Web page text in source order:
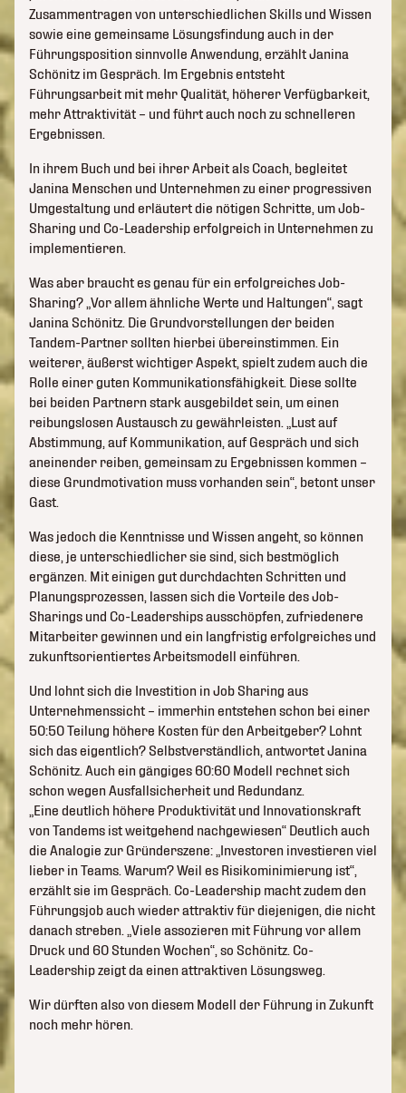
Zusammentragen von unterschiedlichen Skills und Wissen
sowie eine gemeinsame Lösungsfindung auch in der
Führungsposition sinnvolle Anwendung, erzählt Janina
Schönitz im Gespräch. Im Ergebnis entsteht
Führungsarbeit mit mehr Qualität, höherer Verfügbarkeit,
mehr Attraktivität – und führt auch noch zu schnelleren
Ergebnissen.
In ihrem Buch und bei ihrer Arbeit als Coach, begleitet
Janina Menschen und Unternehmen zu einer progressiven
Umgestaltung und erläutert die nötigen Schritte, um Job-
Sharing und Co-Leadership erfolgreich in Unternehmen zu
implementieren.
Was aber braucht es genau für ein erfolgreiches Job-
Sharing? „Vor allem ähnliche Werte und Haltungen“, sagt
Janina Schönitz. Die Grundvorstellungen der beiden
Tandem-Partner sollten hierbei übereinstimmen. Ein
weiterer, äußerst wichtiger Aspekt, spielt zudem auch die
Rolle einer guten Kommunikationsfähigkeit. Diese sollte
bei beiden Partnern stark ausgebildet sein, um einen
reibungslosen Austausch zu gewährleisten. „Lust auf
Abstimmung, auf Kommunikation, auf Gespräch und sich
aneinender reiben, gemeinsam zu Ergebnissen kommen –
diese Grundmotivation muss vorhanden sein“, betont unser
Gast.
Was jedoch die Kenntnisse und Wissen angeht, so können
diese, je unterschiedlicher sie sind, sich bestmöglich
ergänzen. Mit einigen gut durchdachten Schritten und
Planungsprozessen, lassen sich die Vorteile des Job-
Sharings und Co-Leaderships ausschöpfen, zufriedenere
Mitarbeiter gewinnen und ein langfristig erfolgreiches und
zukunftsorientiertes Arbeitsmodell einführen.
Und lohnt sich die Investition in Job Sharing aus
Unternehmenssicht – immerhin entstehen schon bei einer
50:50 Teilung höhere Kosten für den Arbeitgeber? Lohnt
sich das eigentlich? Selbstverständlich, antwortet Janina
Schönitz. Auch ein gängiges 60:60 Modell rechnet sich
schon wegen Ausfallsicherheit und Redundanz.
„Eine deutlich höhere Produktivität und Innovationskraft
von Tandems ist weitgehend nachgewiesen“ Deutlich auch
die Analogie zur Gründerszene: „Investoren investieren viel
lieber in Teams. Warum? Weil es Risikominimierung ist“,
erzählt sie im Gespräch. Co-Leadership macht zudem den
Führungsjob auch wieder attraktiv für diejenigen, die nicht
danach streben. „Viele assozieren mit Führung vor allem
Druck und 60 Stunden Wochen“, so Schönitz. Co-
Leadership zeigt da einen attraktiven Lösungsweg.
Wir dürften also von diesem Modell der Führung in Zukunft
noch mehr hören.